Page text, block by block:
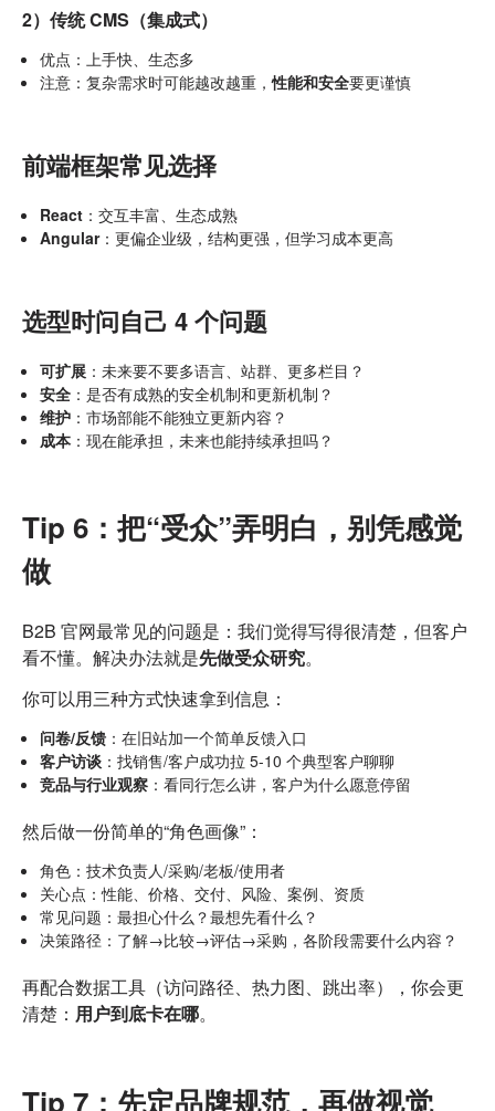
2）传统 CMS（集成式）
优点：上手快、生态多
注意：复杂需求时可能越改越重，性能和安全要更谨慎
前端框架常见选择
React ：交互丰富、生态成熟
Angular：更偏企业级，结构更强，但学习成本更高
选型时问自己 4 个问题
可扩展 ：未来要不要多语言、站群、更多栏目？
安全 ：是否有成熟的安全机制和更新机制？
维护 ：市场部能不能独立更新内容？
成本 ：现在能承担，未来也能持续承担吗？
Tip 6：把“受众”弄明白，别凭感觉
做
B2B 官网最常见的问题是：我们觉得写得很清楚，但客户
看不懂。解决办法就是先做受众研究。
你可以用三种方式快速拿到信息：
问卷/反馈 ：在旧站加一个简单反馈入口
客户访谈 ：找销售/客户成功拉 5-10 个典型客户聊聊
竞品与行业观察 ：看同行怎么讲，客户为什么愿意停留
然后做一份简单的“角色画像”：
角色：技术负责人/采购/老板/使用者
关心点：性能、价格、交付、风险、案例、资质
常见问题：最担心什么？最想先看什么？
决策路径：了解→比较→评估→采购，各阶段需要什么内容？
再配合数据工具（访问路径、热力图、跳出率），你会更
清楚： 用户到底卡在哪。
Tip 7：先定品牌规范，再做视觉